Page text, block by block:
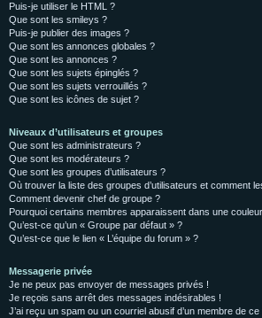
Puis-je utiliser le HTML ?
Que sont les smileys ?
Puis-je publier des images ?
Que sont les annonces globales ?
Que sont les annonces ?
Que sont les sujets épinglés ?
Que sont les sujets verrouillés ?
Que sont les icônes de sujet ?
Niveaux d’utilisateurs et groupes
Que sont les administrateurs ?
Que sont les modérateurs ?
Que sont les groupes d’utilisateurs ?
Où trouver la liste des groupes d’utilisateurs et comment
Comment devenir chef de groupe ?
Pourquoi certains membres apparaissent dans une
Qu’est-ce qu’un « Groupe par défaut » ?
Qu’est-ce que le lien « L’équipe du forum » ?
Messagerie privée
Je ne peux pas envoyer de messages privés !
Je reçois sans arrêt des messages indésirables !
J’ai reçu un spam ou un courriel abusif d’un membre de ce